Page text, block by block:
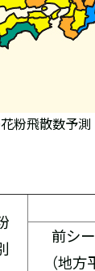
花粉飛散数
前シ
（地方